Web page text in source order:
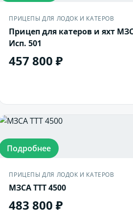
ПРИЦЕПЫ ДЛЯ ЛОДОК И КАТЕРОВ
Прицеп для катеров и яхт
Исп. 501
457 800 ₽
Подробнее
ПРИЦЕПЫ ДЛЯ ЛОДОК И КАТЕРОВ
МЗСА ТТТ 4500
483 800 ₽